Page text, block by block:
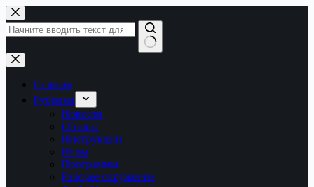
Перейти
к
сути
Ничего
не
найденоГлавная
Рубрики
Новости
Обзоры
Инструкции
Игры
Программы
Рабочее окружение